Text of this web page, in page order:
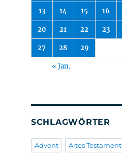
13 14 15 16
20 21 22 23
27 28 29
« Jan.
SCHLAGWÖRTER
Advent Altes Testament